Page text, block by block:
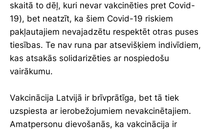
skaitā to dēļ, kuri nevar vakcinēties pret Covid-
19), bet neatzīt, ka šiem Covid-19 riskiem
pakļautajiem nevajadzētu respektēt otras puses
tiesības. Te nav runa par atsevišķiem indivīdiem,
kas atsakās solidarizēties ar nospiedošu
vairākumu.
Vakcinācija Latvijā ir brīvprātīga, bet tā tiek
uzspiesta ar ierobežojumiem nevakcinētajiem.
Amatpersonu dievošanās, ka vakcinācija ir